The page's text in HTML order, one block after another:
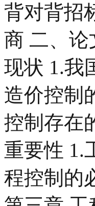
背对背招
商 二、
现状 1.我
造价控制
控制存在
重要性 1.
程控制的